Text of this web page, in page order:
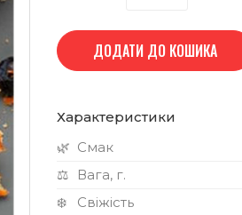
ДОДАТИ ДО КОШИКА
Характеристики
🌿 Смак
⚖️
Вага, г.
❄️
Свіжість